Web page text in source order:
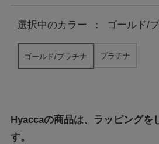
選択中のカラー ： ゴールド/
ゴールド/プラチナ プラチナ
Hyaccaの商品は、ラッピングを
す。